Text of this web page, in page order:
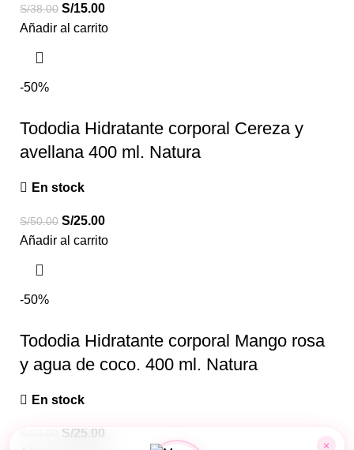
S/38.00 S/15.00
Añadir al carrito
-50%
Tododia Hidratante corporal Cereza y
avellana 400 ml. Natura
En stock
S/50.00 S/25.00
Añadir al carrito
-50%
Tododia Hidratante corporal Mango rosa
y agua de coco. 400 ml. Natura
En stock
S/25.00
×